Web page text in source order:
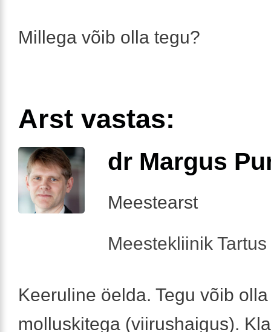
Millega võib olla tegu?
Arst vastas:
dr Margus
Meestearst
Meestekliinik
Keeruline öelda. Tegu võib olla
molluskitega (viirushaigus).